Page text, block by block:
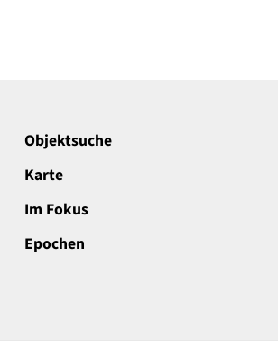
Objektsuche
Karte
Im Fokus
Epochen